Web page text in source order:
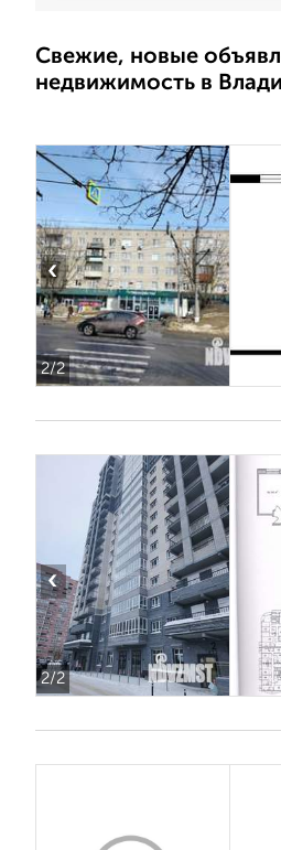
Свежие, новые
недвижимость в
2/2
‹
2/2
‹